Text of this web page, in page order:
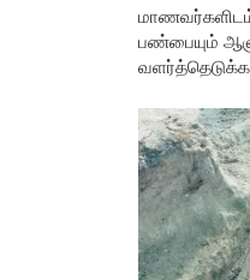
பண்பையும்